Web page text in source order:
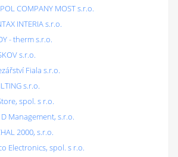
COMPANY MOST s.r.o.
INTERIA s.r.o.
- therm s.r.o.
s.r.o.
Fiala s.r.o.
s.r.o.
spol. s r.o.
D Management, s.r.o.
2000, s.r.o.
Electronics, spol. s r.o.